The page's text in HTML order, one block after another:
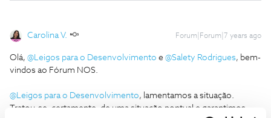
Carolina V. Forum|Forum|7 years ago
Olá, @Leigos para o Desenvolvimento e @Salety Rodrigues, bem-
vindos ao Fórum NOS.
@Leigos para o Desenvolvimento, lamentamos a situação.
Tratou-se, certamente, de uma situação pontual e garantimos